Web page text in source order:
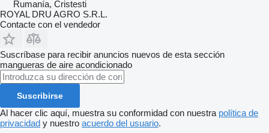
Rumanía, Cristesti
ROYAL DRU AGRO S.R.L.
Contacte con el vendedor
Suscríbase para recibir anuncios nuevos de esta sección
mangueras de aire acondicionado
Suscribirse
Al hacer clic aquí, muestra su conformidad con nuestra política de
privacidad y nuestro acuerdo del usuario.